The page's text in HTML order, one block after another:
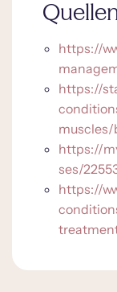
https://
https://
https://
ses/
https://